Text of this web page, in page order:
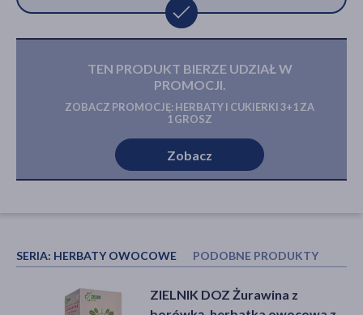
TEN PRODUKT BIERZE UDZIAŁ W
PROMOCJI.
ZOBACZ PROMOCJĘ: HERBATY I CUKIERKI 3+1 ZA
1 GROSZ
Zobacz
SERIA: HERBATY OWOCOWE PODOBNE PRODUKTY
ZIELNIK DOZ Żurawina z
ZIELNIK DOZ Malina, herbatka
ZIELNIK DOZ Żurawina z